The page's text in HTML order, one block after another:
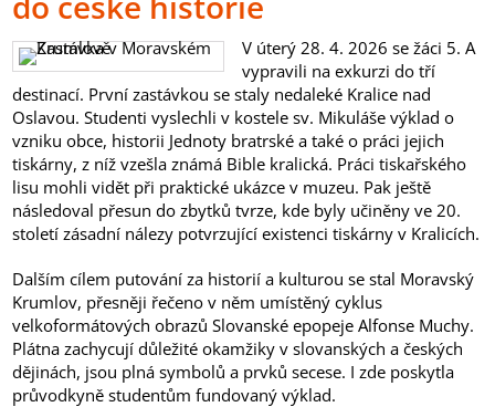
V úterý 28. 4. 2026 se žáci 5. A
vypravili na exkurzi do tří
destinací. První zastávkou se staly nedaleké Kralice nad
Oslavou. Studenti vyslechli v kostele sv. Mikuláše výklad o
vzniku obce, historii Jednoty bratrské a také o práci jejich
tiskárny, z níž vzešla známá Bible kralická. Práci tiskařského
lisu mohli vidět při praktické ukázce v muzeu. Pak ještě
následoval přesun do zbytků tvrze, kde byly učiněny ve 20.
století zásadní nálezy potvrzující existenci tiskárny v Kralicích.
Dalším cílem putování za historií a kulturou se stal Moravský
Krumlov, přesněji řečeno v něm umístěný cyklus
velkoformátových obrazů Slovanské epopeje Alfonse Muchy.
Plátna zachycují důležité okamžiky v slovanských a českých
dějinách, jsou plná symbolů a prvků secese. I zde poskytla
průvodkyně studentům fundovaný výklad.